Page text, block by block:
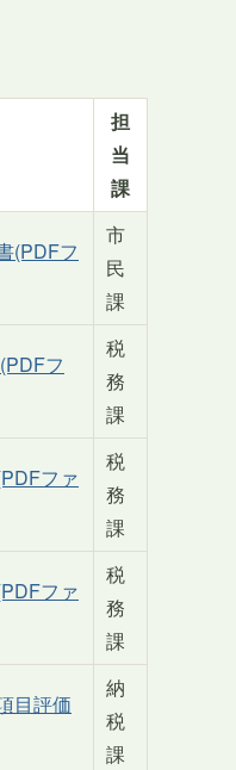
担
当
課
(PDFフ
市
民
課
フ
税
務
課
ファ
税
務
課
ファ
税
務
課
目評価
納
税
課